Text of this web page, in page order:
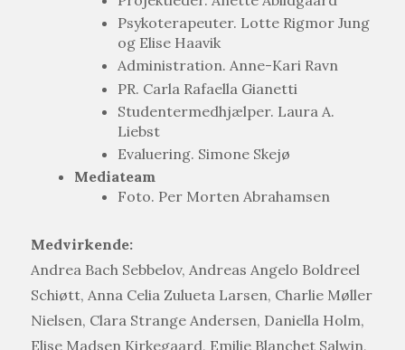
Psykoterapeuter. Lotte Rigmor Jung
og Elise Haavik
Administration. Anne-Kari Ravn
PR. Carla Rafaella Gianetti
Studentermedhjælper. Laura A.
Liebst
Evaluering. Simone Skejø
Mediateam
Foto. Per Morten Abrahamsen
Medvirkende:
Andrea Bach Sebbelov, Andreas Angelo Boldreel
Schiøtt, Anna Celia Zulueta Larsen, Charlie Møller
Nielsen, Clara Strange Andersen, Daniella Holm,
Elise Madsen Kirkegaard, Emilie Blanchet Salwin,